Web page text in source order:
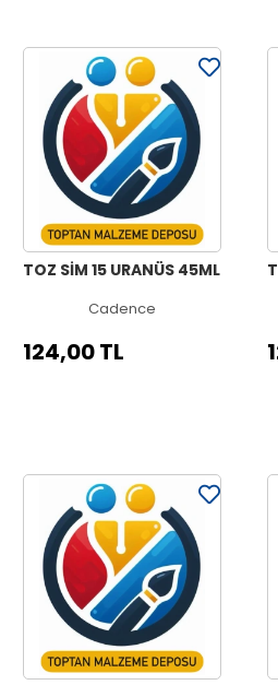
TOZ SİM 15 URANÜS 45ML
Cadence
124,00 TL